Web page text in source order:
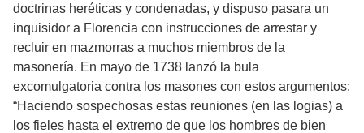
doctrinas heréticas y condenadas, y dispuso pasara un
inquisidor a Florencia con instrucciones de arrestar y
recluir en mazmorras a muchos miembros de la
masonería. En mayo de 1738 lanzó la bula
excomulgatoria contra los masones con estos argumentos:
“Haciendo sospechosas estas reuniones (en las logias) a
los fieles hasta el extremo de que los hombres de bien